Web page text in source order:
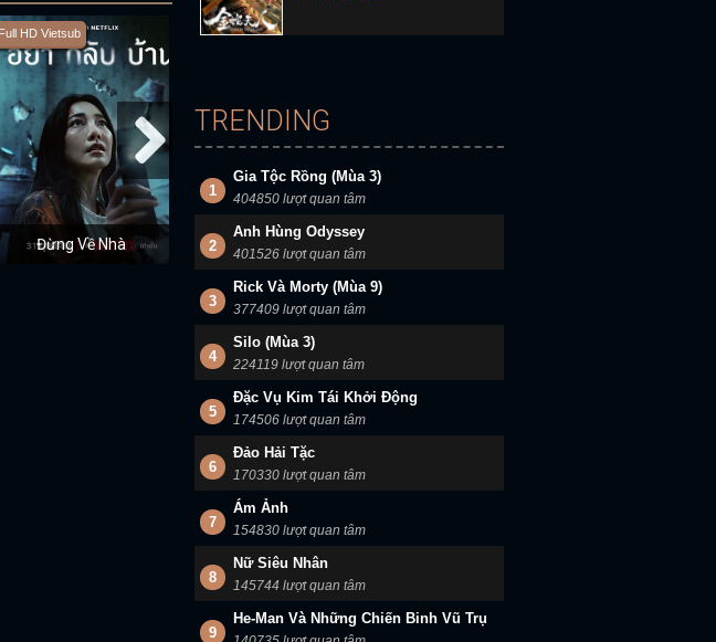
Full HD Vietsub
Đừng Về Nhà
Full HD Vietsub
Lật Mặt 4: Nhà Có Khách
TRENDING
1
Gia Tộc Rồng (Mùa 3)
404850 lượt quan tâm
2
Anh Hùng Odyssey
401526 lượt quan tâm
3
Rick Và Morty (Mùa 9)
377409 lượt quan tâm
4
Silo (Mùa 3)
224119 lượt quan tâm
5
Đặc Vụ Kim Tái Khởi Động
174506 lượt quan tâm
6
Đảo Hải Tặc
170330 lượt quan tâm
7
Ám Ảnh
154830 lượt quan tâm
8
Nữ Siêu Nhân
145744 lượt quan tâm
9
He-Man Và Những Chiến Binh Vũ Trụ